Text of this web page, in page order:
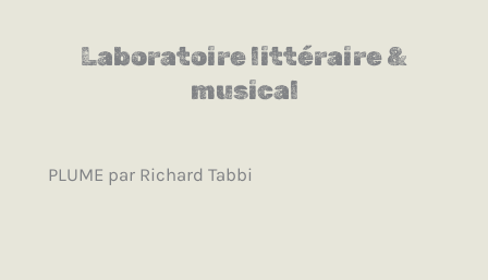
Laboratoire littéraire &
musical
PLUME par Richard Tabbi